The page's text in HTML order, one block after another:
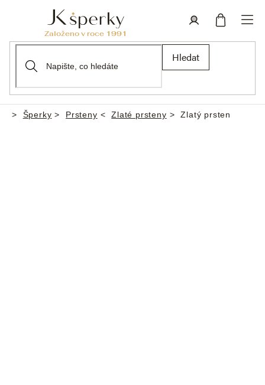
Hledat
Domů
Šperky Prsteny Zlaté prsteny Zlatý prsten